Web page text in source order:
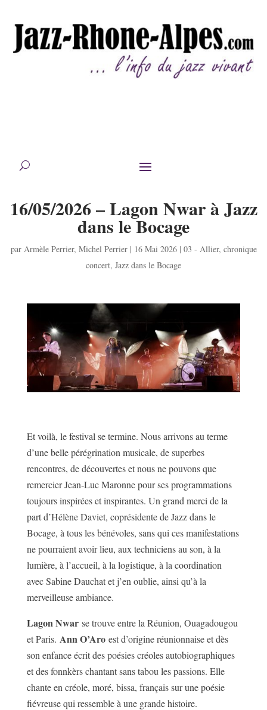
16/05/2026 – Lagon Nwar à Jazz
dans le Bocage
par Armèle Perrier, Michel Perrier| 16 Mai 2026| 03 - Allier, chronique
concert, Jazz dans le Bocage
Et voilà, le festival se termine. Nous arrivons au terme
d’une belle pérégrination musicale, de superbes
rencontres, de découvertes et nous ne pouvons que
remercier Jean‑Luc Maronne pour ses programmations
toujours inspirées et inspirantes. Un grand merci de la
part d’Hélène Daviet, coprésidente de Jazz dans le
Bocage, à tous les bénévoles, sans qui ces manifestations
ne pourraient avoir lieu, aux techniciens au son, à la
lumière, à l’accueil, à la logistique, à la coordination
avec Sabine Dauchat et j’en oublie, ainsi qu’à la
merveilleuse ambiance.
Lagon Nwarse trouve entre la Réunion, Ouagadougou
et Paris. Ann O’Aroest d’origine réunionnaise et dès
son enfance écrit des poésies créoles autobiographiques
et des fonnkèrs chantant sans tabou les passions. Elle
chante en créole, moré, bissa, français sur une poésie
fiévreuse qui ressemble à une grande histoire.